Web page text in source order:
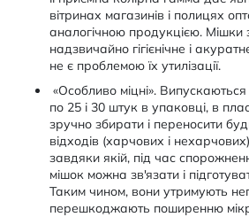
вітринах магазинів і полицях
аналогічною продукцією. Мішки
надзвичайно гігієнічне і
не є проблемою їх утилізації.
«Особливо міцні». Випускаються
по 25 і 30 штук в упаковці, в
зручно збирати і переносити
відходів (харчових і
завдяки якій, під час
мішок можна зв'язати і
Таким чином, вони утримують
перешкоджають поширенню